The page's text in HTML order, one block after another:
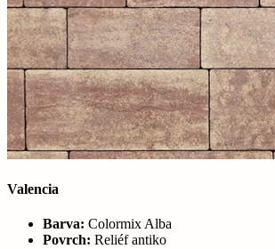
Valencia
Barva: Colormix Alba
Povrch: Reliéf antiko